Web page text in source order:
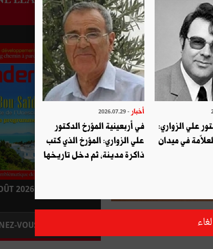
مجموعة الرؤية
والنقاش مساهمة وسائل الإعلام في
2026 : EN KIOSQUE
VOUS
علي الزواري:
في ميدان
أخبار - 2026.07.29
في أربعينية المؤرخ الدكتور
علي الزواري: المؤرخ الذي كتب
ذاكرة مدينة، ثم دخل تاريخها